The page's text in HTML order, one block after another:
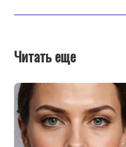
Читать еще